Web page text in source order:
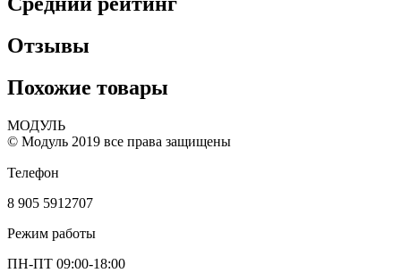
Отзывы
Похожие товары
МОДУЛЬ
© Модуль 2019 все права защищены
Телефон
8 905 5912707
Режим работы
ПН-ПТ 09:00-18:00